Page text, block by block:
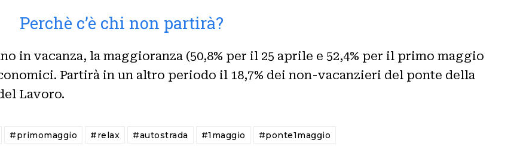
Perchè c’è chi non partirà?
vacanza, la maggioranza (50,8% per il 25 aprile e 52,4% per il primo maggio
Partirà in un altro periodo il 18,7% dei non-vacanzieri del ponte della
Lavoro.
#primomaggio #relax #autostrada #1maggio #ponte1maggio